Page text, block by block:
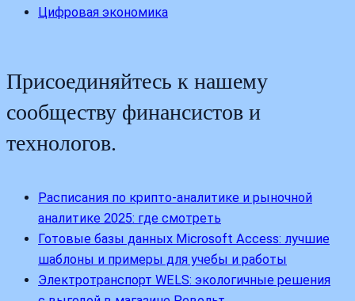
Цифровая экономика
Присоединяйтесь к нашему
сообществу финансистов и
технологов.
Расписания по крипто-аналитике и рыночной
аналитике 2025: где смотреть
Готовые базы данных Microsoft Access: лучшие
шаблоны и примеры для учебы и работы
Электротранспорт WELS: экологичные решения